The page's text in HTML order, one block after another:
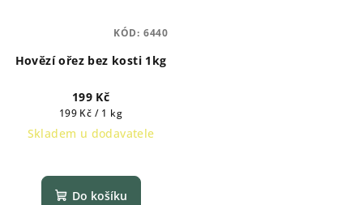
Hovězí ořez bez kosti 1kg
199 Kč
Měrná
cena:
199 Kč / 1 kg
Skladem u dodavatele
Do košíku
KÓD: 6440